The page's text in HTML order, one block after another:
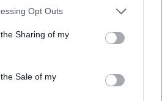
Opt Outs
Sharing of my
Sale of my
του θέση, με πρωτοβουλία
ξεκίνησαν το 1955 και
επί Μητροπολίτου
Σιατίστης, ο οποίος
τα εγκαίνια του ναού.